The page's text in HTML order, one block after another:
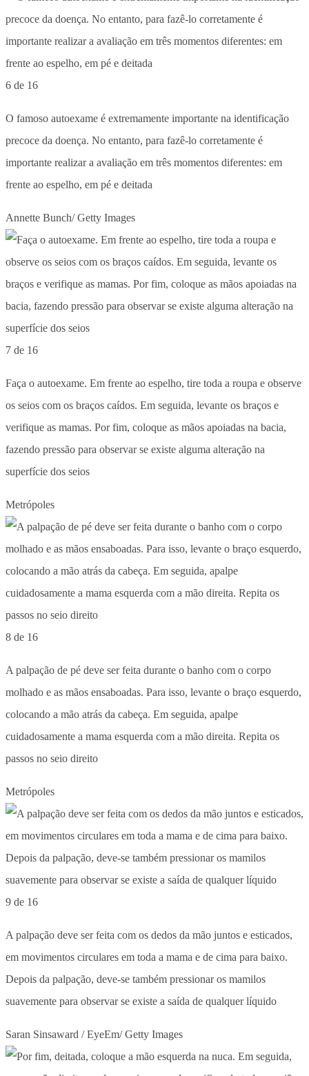
6 de 16
O famoso autoexame é extremamente importante na identificação
precoce da doença. No entanto, para fazê-lo corretamente é
importante realizar a avaliação em três momentos diferentes: em
frente ao espelho, em pé e deitada
Annette Bunch/ Getty Images
7 de 16
Faça o autoexame. Em frente ao espelho, tire toda a roupa e observe
os seios com os braços caídos. Em seguida, levante os braços e
verifique as mamas. Por fim, coloque as mãos apoiadas na bacia,
fazendo pressão para observar se existe alguma alteração na
superfície dos seios
Metrópoles
8 de 16
A palpação de pé deve ser feita durante o banho com o corpo
molhado e as mãos ensaboadas. Para isso, levante o braço esquerdo,
colocando a mão atrás da cabeça. Em seguida, apalpe
cuidadosamente a mama esquerda com a mão direita. Repita os
passos no seio direito
Metrópoles
9 de 16
A palpação deve ser feita com os dedos da mão juntos e esticados,
em movimentos circulares em toda a mama e de cima para baixo.
Depois da palpação, deve-se também pressionar os mamilos
suavemente para observar se existe a saída de qualquer líquido
Saran Sinsaward / EyeEm/ Getty Images